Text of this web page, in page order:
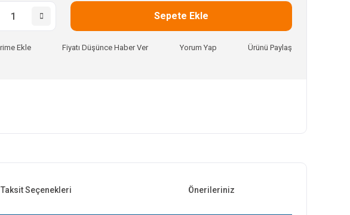
Sepete Ekle
Fiyatı Düşünce Haber Ver Yorum Yap Ürünü Paylaş
Taksit Seçenekleri Önerileriniz